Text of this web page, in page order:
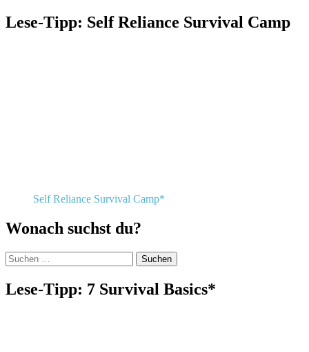
Lese-Tipp: Self Reliance Survival Camp
Self Reliance Survival Camp*
Wonach suchst du?
Suchen
nach:
Lese-Tipp: 7 Survival Basics*